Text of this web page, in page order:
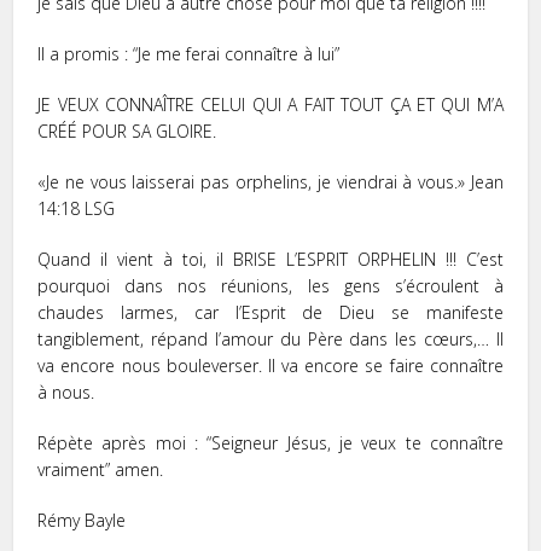
Il a promis : “Je me ferai connaître à lui”
JE VEUX CONNAÎTRE CELUI QUI A FAIT TOUT ÇA ET QUI M’A
CRÉÉ POUR SA GLOIRE.
«Je ne vous laisserai pas orphelins, je viendrai à vous.» Jean‬
‭14:18‬ ‭LSG‬
Quand il vient à toi, il BRISE L’ESPRIT ORPHELIN !!! C’est
pourquoi dans nos réunions, les gens s’écroulent à
chaudes larmes, car l’Esprit de Dieu se manifeste
tangiblement, répand l’amour du Père dans les cœurs,… Il
va encore nous bouleverser. Il va encore se faire connaître
à nous.
Répète après moi : “Seigneur Jésus, je veux te connaître
vraiment” amen.
Rémy Bayle